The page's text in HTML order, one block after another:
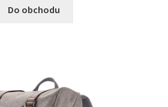
Do obchodu